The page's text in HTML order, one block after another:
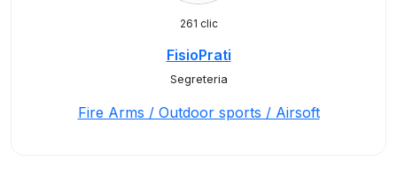
261 clic
FisioPrati
Segreteria
Fire Arms / Outdoor sports / Airsoft